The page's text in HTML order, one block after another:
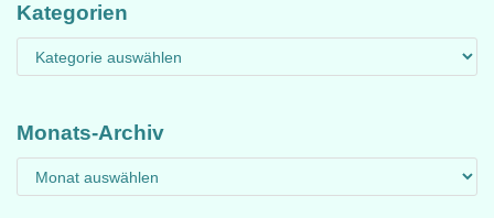
Kategorien
Monats-Archiv